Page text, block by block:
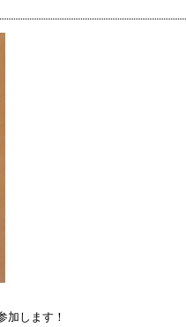
加します！